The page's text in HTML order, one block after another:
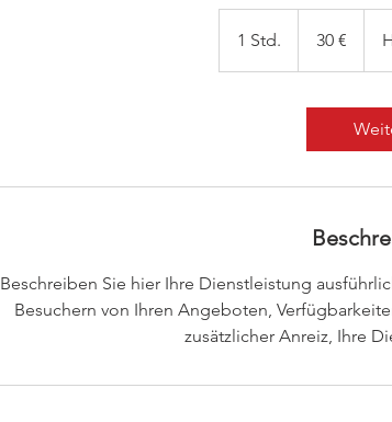
1 Std.
S
30 €
Beschreiben Sie hier Ihre Dienstleistung
Besuchern von Ihren Angeboten,
zusätzlicher Anreiz, Ihre